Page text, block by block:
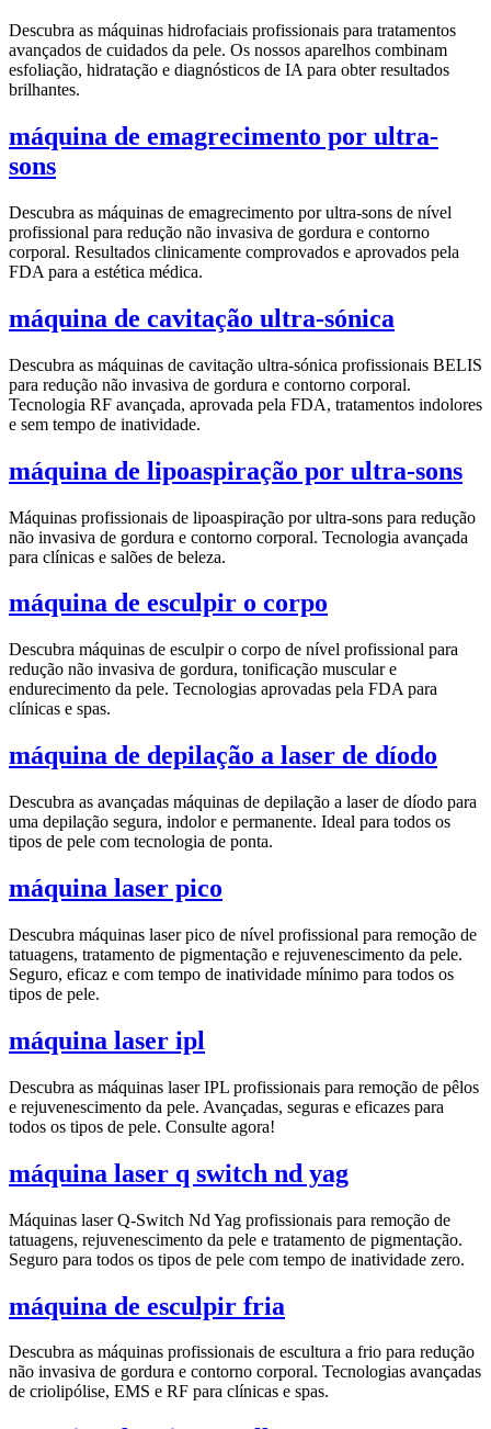
Descubra as máquinas hidrofaciais profissionais para tratamentos
avançados de cuidados da pele. Os nossos aparelhos combinam
esfoliação, hidratação e diagnósticos de IA para obter resultados
brilhantes.
máquina de emagrecimento por ultra-
sons
Descubra as máquinas de emagrecimento por ultra-sons de nível
profissional para redução não invasiva de gordura e contorno
corporal. Resultados clinicamente comprovados e aprovados pela
FDA para a estética médica.
máquina de cavitação ultra-sónica
Descubra as máquinas de cavitação ultra-sónica profissionais BELIS
para redução não invasiva de gordura e contorno corporal.
Tecnologia RF avançada, aprovada pela FDA, tratamentos indolores
e sem tempo de inatividade.
máquina de lipoaspiração por ultra-sons
Máquinas profissionais de lipoaspiração por ultra-sons para redução
não invasiva de gordura e contorno corporal. Tecnologia avançada
para clínicas e salões de beleza.
máquina de esculpir o corpo
Descubra máquinas de esculpir o corpo de nível profissional para
redução não invasiva de gordura, tonificação muscular e
endurecimento da pele. Tecnologias aprovadas pela FDA para
clínicas e spas.
máquina de depilação a laser de díodo
Descubra as avançadas máquinas de depilação a laser de díodo para
uma depilação segura, indolor e permanente. Ideal para todos os
tipos de pele com tecnologia de ponta.
máquina laser pico
Descubra máquinas laser pico de nível profissional para remoção de
tatuagens, tratamento de pigmentação e rejuvenescimento da pele.
Seguro, eficaz e com tempo de inatividade mínimo para todos os
tipos de pele.
máquina laser ipl
Descubra as máquinas laser IPL profissionais para remoção de pêlos
e rejuvenescimento da pele. Avançadas, seguras e eficazes para
todos os tipos de pele. Consulte agora!
máquina laser q switch nd yag
Máquinas laser Q-Switch Nd Yag profissionais para remoção de
tatuagens, rejuvenescimento da pele e tratamento de pigmentação.
Seguro para todos os tipos de pele com tempo de inatividade zero.
máquina de esculpir fria
Descubra as máquinas profissionais de escultura a frio para redução
não invasiva de gordura e contorno corporal. Tecnologias avançadas
de criolipólise, EMS e RF para clínicas e spas.